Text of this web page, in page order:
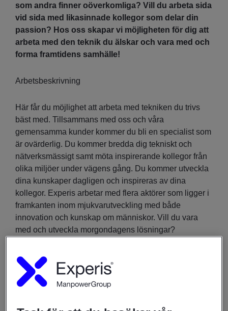
som andra finner oöverkomliga? Vill du arbeta sida
vid sida med likasinnade kollegor som delar din
passion? Hos oss skapar vi möjligheten för dig att
arbeta med den teknik du älskar och vara med och
forma framtidens samhälle!
Arbetsbeskrivning
Här får du möjlighet att arbeta med tekniken du trivs
bäst med. Tillsammans med oss och våra
gemensamma kunder kommer du bli en specialist som
är ovärderlig. Du kommer bredda dig tekniskt och
nätverksmässigt samt möta inspirerande kollegor från
olika miljöer under vägens gång. Du kommer utveckla
dina kunskaper dagligen och inspireras av dina
kollegor. Experis arbetar med flera aktörer som ligger i
framkanten inom mjukvarutveckling med både
innovation och kunskap om människor. Vill du vara
med och utveckla morgondagens lösningar?
Vad innebär det att arbeta som konsult hos oss?
Vill du utvecklas och lära dig mest möjligt inom ditt
och utbildningsmöjligheter - allt för att du ska kunna nå